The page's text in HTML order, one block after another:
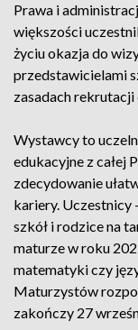
Prawa i
większości
życiu okazja do
przedstawicielami
zasadach
Wystawcy to
edukacyjne z całej
zdecydowanie
kariery. Uczestnicy
szkół i rodzice na
maturze w roku
matematyki czy
Maturzystów
zakończy 27